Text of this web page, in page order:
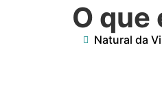
O que
Natural da